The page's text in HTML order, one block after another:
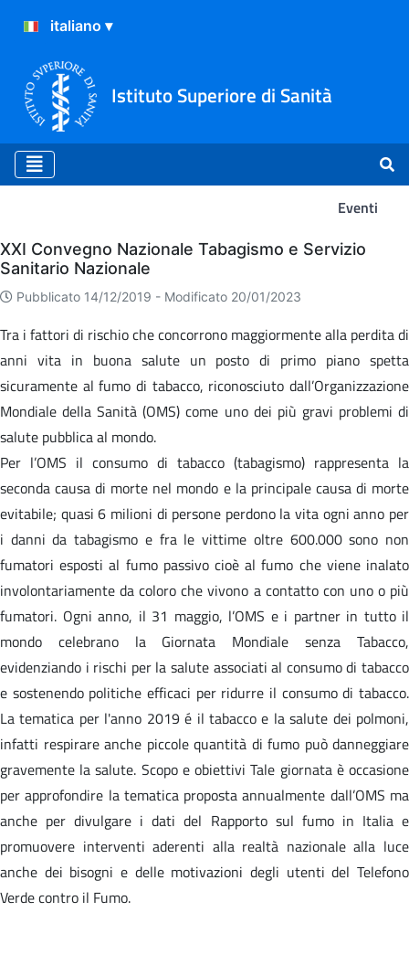
Istituto Superiore di Sanità
Eventi
Eventi
XXI Convegno Nazionale Tabagismo e Servizio
Sanitario Nazionale
Pubblicato 14/12/2019 - Modificato 20/01/2023
Tra i fattori di rischio che concorrono maggiormente alla perdita di
anni vita in buona salute un posto di primo piano spetta
sicuramente al fumo di tabacco, riconosciuto dall’Organizzazione
Mondiale della Sanità (OMS) come uno dei più gravi problemi di
salute pubblica al mondo.
Per l’OMS il consumo di tabacco (tabagismo) rappresenta la
seconda causa di morte nel mondo e la principale causa di morte
evitabile; quasi 6 milioni di persone perdono la vita ogni anno per
i danni da tabagismo e fra le vittime oltre 600.000 sono non
fumatori esposti al fumo passivo cioè al fumo che viene inalato
involontariamente da coloro che vivono a contatto con uno o più
fumatori. Ogni anno, il 31 maggio, l’OMS e i partner in tutto il
mondo celebrano la Giornata Mondiale senza Tabacco,
evidenziando i rischi per la salute associati al consumo di tabacco
e sostenendo politiche efficaci per ridurre il consumo di tabacco.
La tematica per l'anno 2019 é il tabacco e la salute dei polmoni,
infatti respirare anche piccole quantità di fumo può danneggiare
gravemente la salute. Scopo e obiettivi Tale giornata è occasione
per approfondire la tematica proposta annualmente dall’OMS ma
anche per divulgare i dati del Rapporto sul fumo in Italia e
promuovere interventi aderenti alla realtà nazionale alla luce
anche dei bisogni e delle motivazioni degli utenti del Telefono
Verde contro il Fumo.